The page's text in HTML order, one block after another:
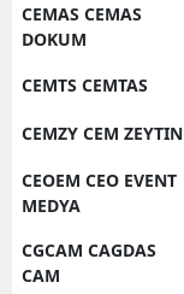
CEMAS CEMAS
DOKUM
CEMTS CEMTAS
CEMZY CEM ZEYTIN
CEOEM CEO EVENT
MEDYA
CGCAM CAGDAS
CAM